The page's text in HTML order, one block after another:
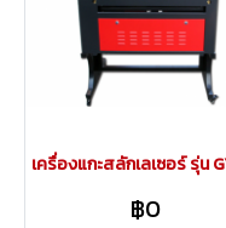
เครื่องแกะสลักเลเซอร์ รุ่น
฿0